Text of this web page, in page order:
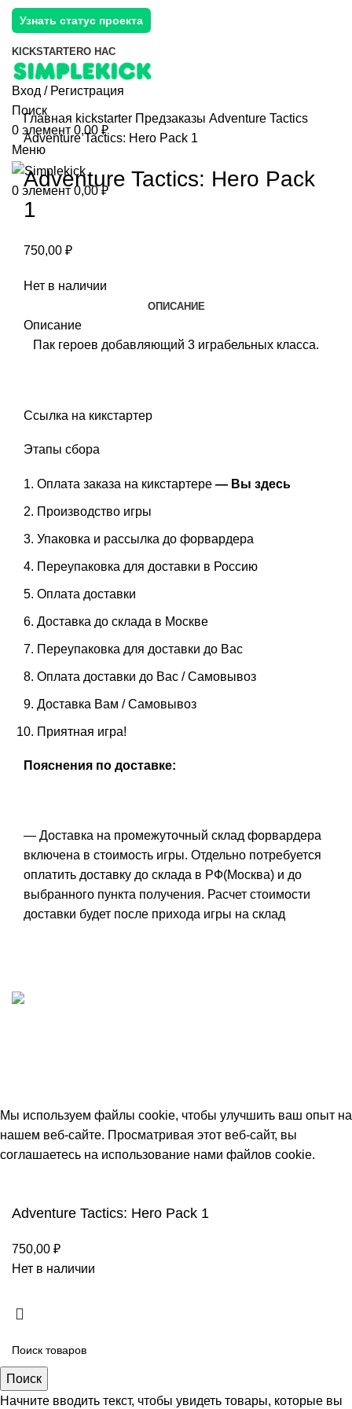
Узнать статус проекта
KICKSTARTERО НАС
Вход / Регистрация
Поиск
0 элемент 0,00 ₽
Меню
0 элемент 0,00₽
Главная kickstarter Предзаказы Adventure Tactics
Adventure Tactics: Hero Pack 1
Adventure Tactics: Hero Pack
1
750,00 ₽
Нет в наличии
ОПИСАНИЕ
Описание
Пак героев добавляющий 3 играбельных класса.
Ссылка на кикстартер
Этапы сбора
Оплата заказа на кикстартере — Вы здесь
Производство игры
Упаковка и рассылка до форвардера
Переупаковка для доставки в Россию
Оплата доставки
Доставка до склада в Москве
Переупаковка для доставки до Вас
Оплата доставки до Вас / Самовывоз
Доставка Вам / Самовывоз
Приятная игра!
Пояснения по доставке:
— Доставка на промежуточный склад форвардера
включена в стоимость игры. Отдельно потребуется
оплатить доставку до склада в РФ(Москва) и до
выбранного пункта получения. Расчет стоимости
доставки будет после прихода игры на склад
Мы используем файлы cookie, чтобы улучшить ваш опыт на
нашем веб-сайте. Просматривая этот веб-сайт, вы
соглашаетесь на использование нами файлов cookie.
Adventure Tactics: Hero Pack 1
750,00 ₽
Нет в наличии
Поиск
Начните вводить текст, чтобы увидеть товары, которые вы